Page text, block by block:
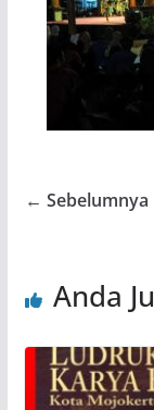
← Sebelumnya
Anda